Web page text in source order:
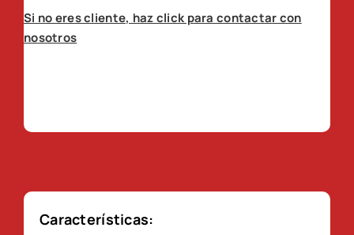
Si no eres cliente, haz click para contactar con
nosotros
Características: